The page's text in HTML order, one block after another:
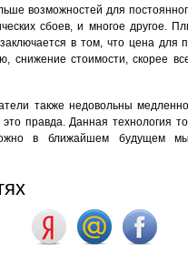
возможностей для
сбоев, и многое другое.
в том, что цена для
снижение стоимости, скорее
также недовольны
правда. Данная технология
в ближайшем будущем